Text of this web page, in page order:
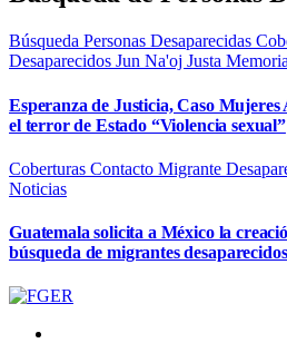
Búsqueda Personas Desaparecidas
Desaparecidos Jun Na'oj Justa Memoria
Esperanza de Justicia, Caso
el terror de Estado “Violencia sexual”
Coberturas Contacto Migrante
Noticias
Guatemala solicita a México la
búsqueda de migrantes